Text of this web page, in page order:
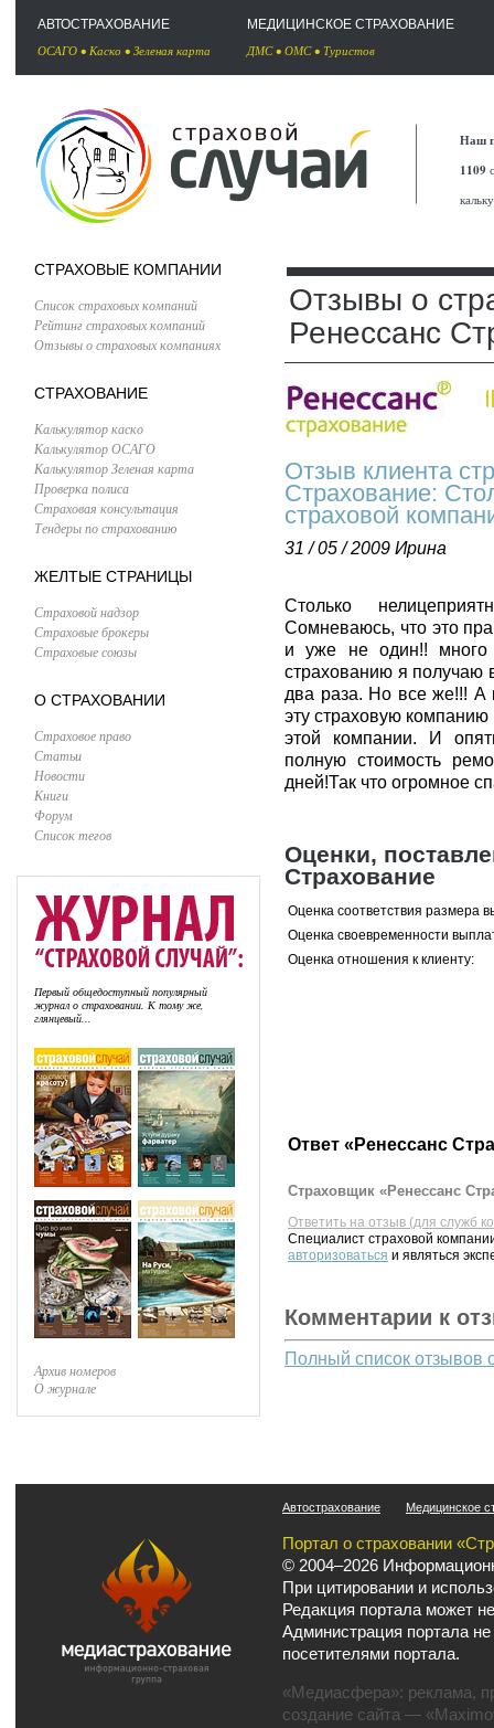
АВТОСТРАХОВАНИЕ
ОСАГО • Каско • Зеленая карта
МЕДИЦИНСКОЕ СТРАХОВАНИЕ
ДМС• ОМС• Туристов
Наш
1109
СТРАХОВЫЕ КОМПАНИИ
Список страховых компаний
Рейтинг страховых компаний
Отзывы о страховых компаниях
СТРАХОВАНИЕ
Калькулятор каско
Калькулятор ОСАГО
Калькулятор Зеленая карта
Проверка полиса
Страховая консультация
Тендеры по страхованию
ЖЕЛТЫЕ СТРАНИЦЫ
Страховой надзор
Страховые брокеры
Страховые союзы
О СТРАХОВАНИИ
Страховое право
Статьи
Новости
Книги
Форум
Список тегов
Первый общедоступный популярный
журнал о страховании. К тому же,
глянцевый...
Архив номеров
О журнале
Отзывы о
Ренессанс
Отзыв клиента
Страхование:
страховой
31 / 05 / 2009 Ирина
Столько
Сомневаюсь, что это
и уже не один!!
страхованию я получаю
два раза. Но все же!!! А
эту страховую
этой компании. И
полную стоимость
дней!Так что огромное
Оценки,
Страхование
Оценка соответствия размера
Оценка своевременности
Оценка отношения к клиенту:
Ответ «Ренессанс
Страховщик «Ренессанс
Ответить на отзыв (для служб
Специалист страховой
авторизоваться и являться
Комментарии к
Полный список отзывов
Автострахование Медицинское
Портал о страховании
© 2004–2026
При цитировании и
Редакция портала может
Администрация портала
посетителями портала.
«Медиасфера»: реклама,
создание сайта —